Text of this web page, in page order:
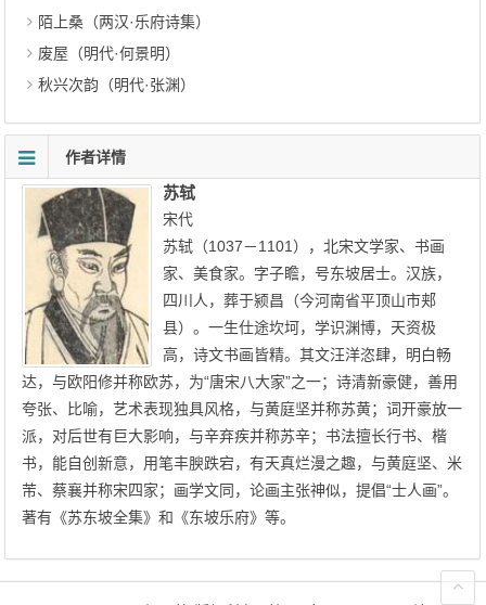
陌上桑（两汉·乐府诗集）
废屋（明代·何景明）
秋兴次韵（明代·张渊）
作者详情
苏轼
宋代
苏轼（1037－1101），北宋文学家、书画
家、美食家。字子瞻，号东坡居士。汉族，
四川人，葬于颍昌（今河南省平顶山市郏
县）。一生仕途坎坷，学识渊博，天资极
高，诗文书画皆精。其文汪洋恣肆，明白畅
达，与欧阳修并称欧苏，为“唐宋八大家”之一；诗清新豪健，善用
夸张、比喻，艺术表现独具风格，与黄庭坚并称苏黄；词开豪放一
派，对后世有巨大影响，与辛弃疾并称苏辛；书法擅长行书、楷
书，能自创新意，用笔丰腴跌宕，有天真烂漫之趣，与黄庭坚、米
芾、蔡襄并称宋四家；画学文同，论画主张神似，提倡“士人画”。
著有《苏东坡全集》和《东坡乐府》等。